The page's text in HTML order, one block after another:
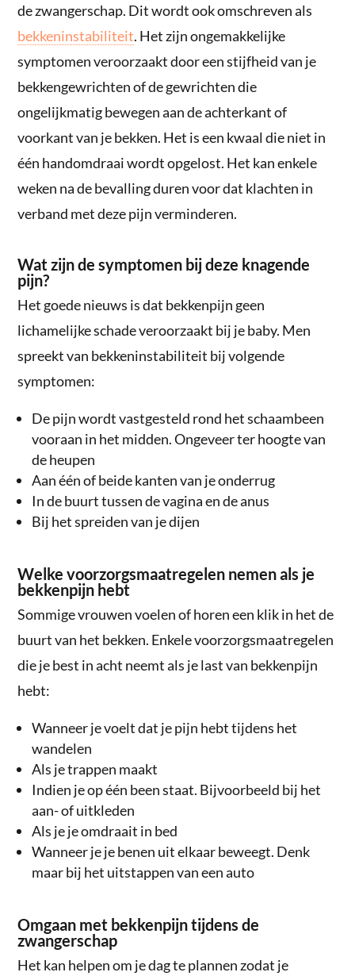
de zwangerschap. Dit wordt ook omschreven als
bekkeninstabiliteit. Het zijn ongemakkelijke
symptomen veroorzaakt door een stijfheid van je
bekkengewrichten of de gewrichten die
ongelijkmatig bewegen aan de achterkant of
voorkant van je bekken. Het is een kwaal die niet in
één handomdraai wordt opgelost. Het kan enkele
weken na de bevalling duren voor dat klachten in
verband met deze pijn verminderen.
Wat zijn de symptomen bij deze knagende
pijn?
Het goede nieuws is dat bekkenpijn geen
lichamelijke schade veroorzaakt bij je baby. Men
spreekt van bekkeninstabiliteit bij volgende
symptomen:
De pijn wordt vastgesteld rond het schaambeen
vooraan in het midden. Ongeveer ter hoogte van
de heupen
Aan één of beide kanten van je onderrug
In de buurt tussen de vagina en de anus
Bij het spreiden van je dijen
Welke voorzorgsmaatregelen nemen als je
bekkenpijn hebt
Sommige vrouwen voelen of horen een klik in het de
buurt van het bekken. Enkele voorzorgsmaatregelen
die je best in acht neemt als je last van bekkenpijn
hebt:
Wanneer je voelt dat je pijn hebt tijdens het
wandelen
Als je trappen maakt
Indien je op één been staat. Bijvoorbeeld bij het
aan- of uitkleden
Als je je omdraait in bed
Wanneer je je benen uit elkaar beweegt. Denk
maar bij het uitstappen van een auto
Omgaan met bekkenpijn tijdens de
zwangerschap
Het kan helpen om je dag te plannen zodat je